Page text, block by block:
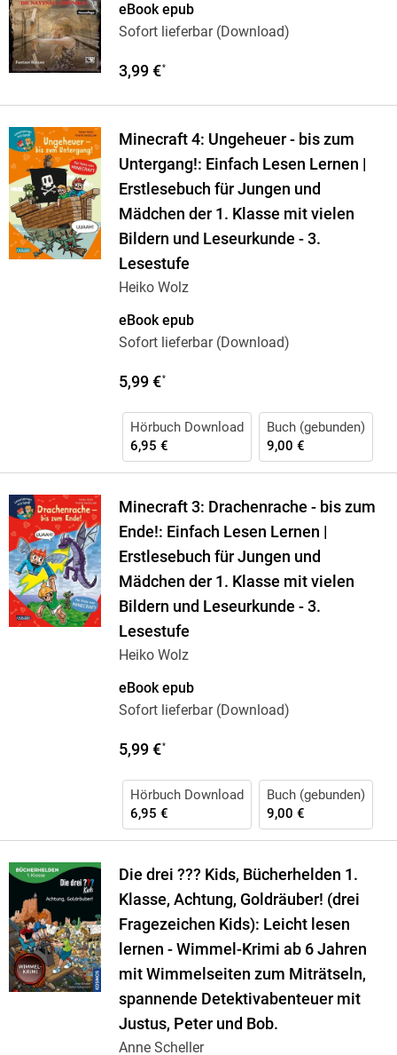
eBook epub
Sofort lieferbar (Download)
3,99 €*
Minecraft 4: Ungeheuer - bis zum
Untergang!: Einfach Lesen Lernen |
Erstlesebuch für Jungen und
Mädchen der 1. Klasse mit vielen
Bildern und Leseurkunde - 3.
Lesestufe
Heiko Wolz
eBook epub
Sofort lieferbar (Download)
5,99 €*
Hörbuch Download
6,95 €
Buch (gebunden)
9,00 €
Minecraft 3: Drachenrache - bis zum
Ende!: Einfach Lesen Lernen |
Erstlesebuch für Jungen und
Mädchen der 1. Klasse mit vielen
Bildern und Leseurkunde - 3.
Lesestufe
Heiko Wolz
eBook epub
Sofort lieferbar (Download)
5,99 €*
Hörbuch Download
6,95 €
Buch (gebunden)
9,00 €
Die drei ??? Kids, Bücherhelden 1.
Klasse, Achtung, Goldräuber! (drei
Fragezeichen Kids): Leicht lesen
lernen - Wimmel-Krimi ab 6 Jahren
mit Wimmelseiten zum Miträtseln,
spannende Detektivabenteuer mit
Justus, Peter und Bob.
Anne Scheller